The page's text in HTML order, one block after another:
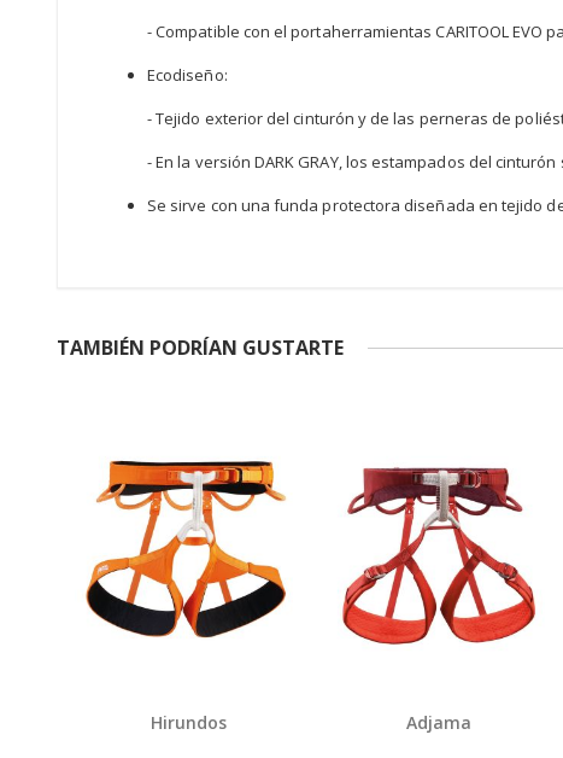
- Compatible con el portaherramientas CARITOOL EVO
Ecodiseño:
- Tejido exterior del cinturón y de las perneras de
- En la versión DARK GRAY, los estampados del
Se sirve con una funda protectora diseñada en tejido
TAMBIÉN PODRÍAN GUSTARTE
Hirundos Adjama